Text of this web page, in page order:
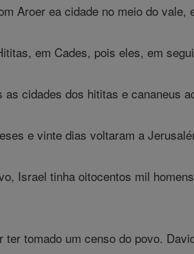
Aroer ea cidade no meio do
em Cades, pois eles, em
cidades dos hititas e cananeus
e vinte dias voltaram a
Israel tinha oitocentos mil
tomado um censo do povo.